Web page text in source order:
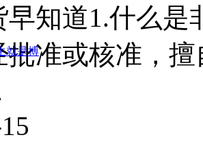
就是搏
早知道1.什么是
批准或核准，